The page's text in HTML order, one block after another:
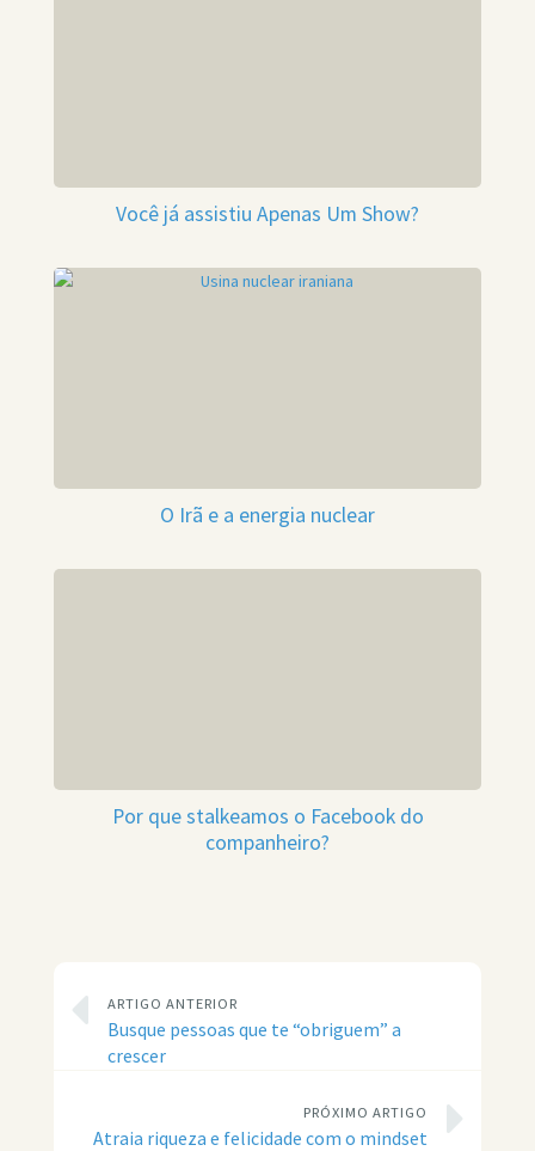
Você já assistiu Apenas Um Show?
O Irã e a energia nuclear
Por que stalkeamos o Facebook do
companheiro?
ARTIGO ANTERIOR
Busque pessoas que te “obriguem” a
crescer
PRÓXIMO ARTIGO
Atraia riqueza e felicidade com o mindset